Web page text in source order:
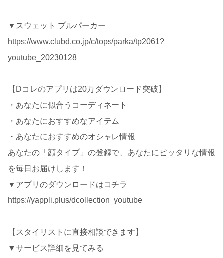
▼スウェット プルパーカー
https://www.clubd.co.jp/c/tops/parka/tp2061?
youtube_20230128
【Dコレのアプリは20万ダウンロード突破】
・あなたに似合うコーディネート
・あなたにおすすめなアイテム
・あなたにおすすめのオシャレ情報
あなたの「顔タイプ」の登録で、あなたにピッタリな情報
を毎日お届けします！
▼アプリのダウンロードはコチラ
https://yappli.plus/dcollection_youtube
【スタイリストに直接相談できます】
▼サービス詳細を見てみる